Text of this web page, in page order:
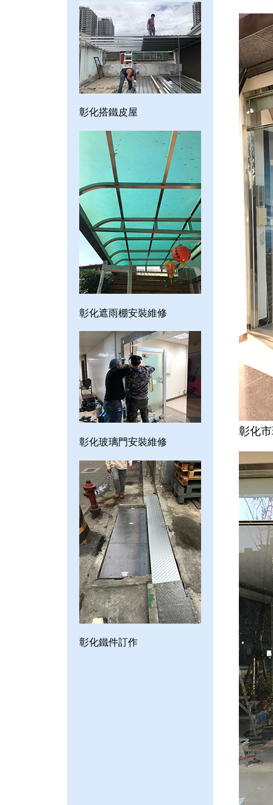
彰化搭鐵皮屋
彰化遮雨棚安裝維修
彰化玻璃門安裝維修
彰化鐵件訂作
彰化